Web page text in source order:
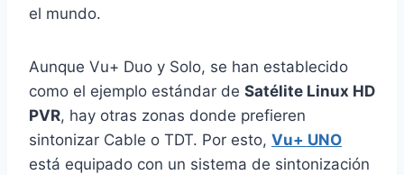
el mundo.
Aunque Vu+ Duo y Solo, se han establecido
como el ejemplo estándar de Satélite Linux HD
PVR, hay otras zonas donde prefieren
sintonizar Cable o TDT. Por esto, Vu+ UNO
está equipado con un sistema de sintonización